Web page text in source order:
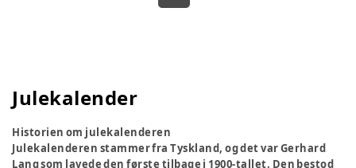
Julekalender
Historien om julekalenderen
Julekalenderen stammer fra Tyskland, og det var Gerhard
Lang som lavede den første tilbage i 1900-tallet. Den bestod